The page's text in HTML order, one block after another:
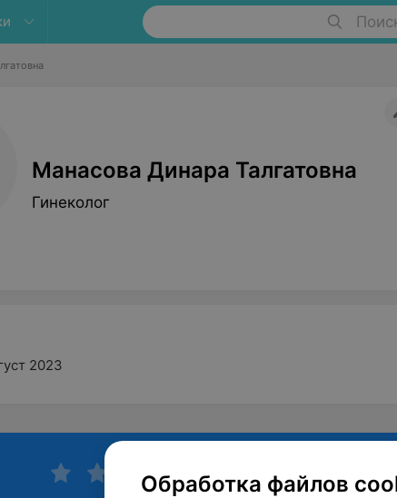
Манасова Динара Талгатовна
Гинеколог
2023
Обработка файлов